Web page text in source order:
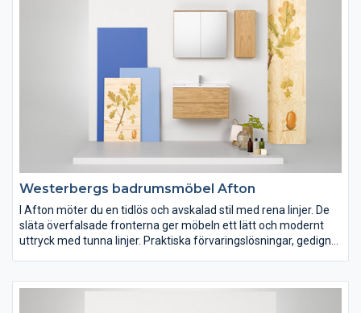
Westerbergs badrumsmöbel Afton
I Afton möter du en tidlös och avskalad stil med rena linjer. De
släta överfalsade fronterna ger möbeln ett lätt och modernt
uttryck med tunna linjer. Praktiska förvaringslösningar, gedigna
som passar in i de flesta skandinaviska hem.